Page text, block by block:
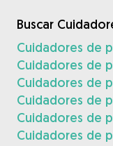
Buscar
Cuidadores de
Cuidadores de
Cuidadores de
Cuidadores de
Cuidadores de
Cuidadores de